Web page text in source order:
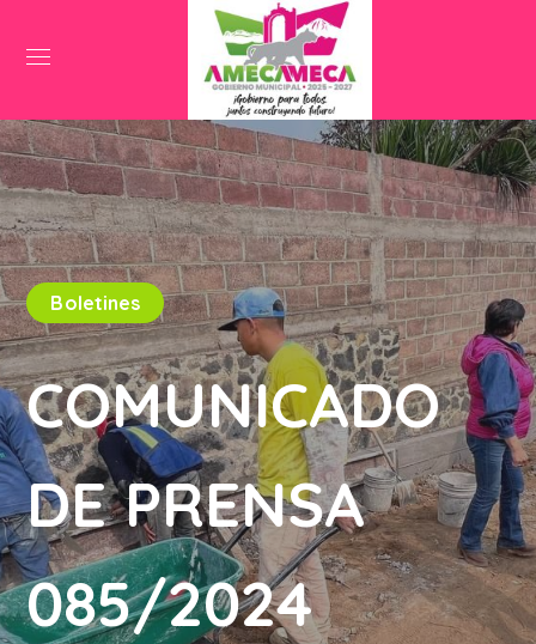
Boletines
COMUNICADO
DE PRENSA
085/2024